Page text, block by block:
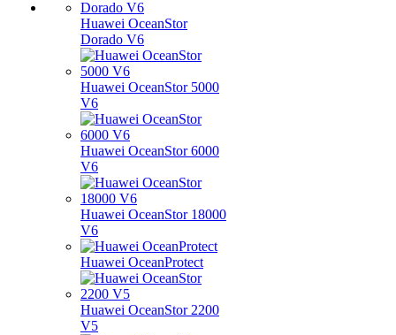
Huawei OceanStor
Dorado V6
Huawei OceanStor 5000
V6
Huawei OceanStor 6000
V6
Huawei OceanStor 18000
V6
Huawei OceanProtect
Huawei OceanStor 2200
V5